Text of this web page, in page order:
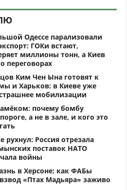
Одессе парализовали
ГОКи встают,
миллионы тонн, а Киев
переговорах
Ким Чен Ына готовят к
и Харьков: в Киеве уже
мобилизации
почему бомбу
а не в зале, и кого это
рухнул: Россия отрезала
поставок НАТО
войны
в Херсоне: как ФАБы
«Птах Мадьяра» заживо